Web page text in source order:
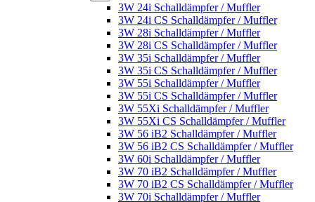
3W 24i Schalldämpfer / Muffler
3W 24i CS Schalldämpfer / Muffler
3W 28i Schalldämpfer / Muffler
3W 28i CS Schalldämpfer / Muffler
3W 35i Schalldämpfer / Muffler
3W 35i CS Schalldämpfer / Muffler
3W 55i Schalldämpfer / Muffler
3W 55i CS Schalldämpfer / Muffler
3W 55Xi Schalldämpfer / Muffler
3W 55Xi CS Schalldämpfer / Muffler
3W 56 iB2 Schalldämpfer / Muffler
3W 56 iB2 CS Schalldämpfer / Muffler
3W 60i Schalldämpfer / Muffler
3W 70 iB2 Schalldämpfer / Muffler
3W 70 iB2 CS Schalldämpfer / Muffler
3W 70i Schalldämpfer / Muffler